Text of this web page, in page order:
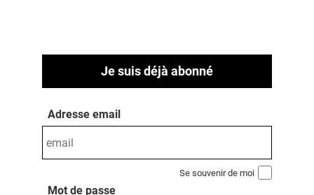
Je suis déjà abonné
Adresse email
Se souvenir de moi
Mot de passe